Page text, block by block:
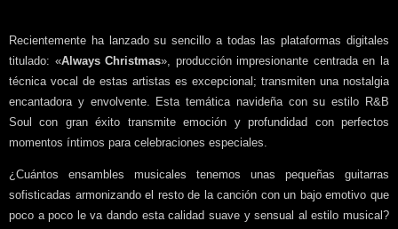
Recientemente ha lanzado su sencillo a todas las plataformas digitales
titulado: «Always Christmas», producción impresionante centrada en la
técnica vocal de estas artistas es excepcional; transmiten una nostalgia
encantadora y envolvente. Esta temática navideña con su estilo R&B
Soul con gran éxito transmite emoción y profundidad con perfectos
momentos íntimos para celebraciones especiales.
¿Cuántos ensambles musicales tenemos unas pequeñas guitarras
sofisticadas armonizando el resto de la canción con un bajo emotivo que
poco a poco le va dando esta calidad suave y sensual al estilo musical?